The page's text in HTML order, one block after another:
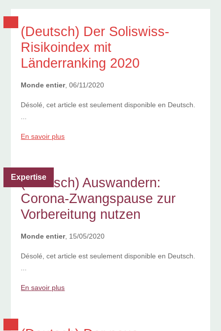
(Deutsch) Der Soliswiss-
Risikoindex mit
Länderranking 2020
Monde entier, 06/11/2020
Désolé, cet article est seulement disponible en Deutsch.
En savoir plus
Expertise
(Deutsch) Auswandern:
Corona-Zwangspause zur
Vorbereitung nutzen
Monde entier, 15/05/2020
Désolé, cet article est seulement disponible en Deutsch.
En savoir plus